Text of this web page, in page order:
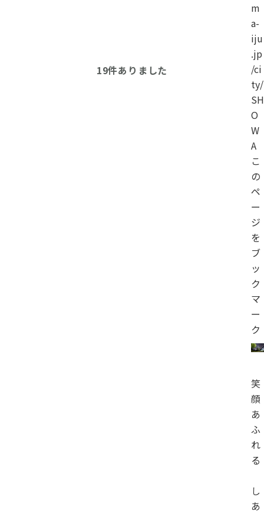
19件ありました
m
a-
iju
.jp
/ci
ty/
SH
O
W
A
こ
の
ペ
ー
ジ
を
ブ
ッ
ク
マ
ー
ク
笑
顔
あ
ふ
れ
る
し
あ